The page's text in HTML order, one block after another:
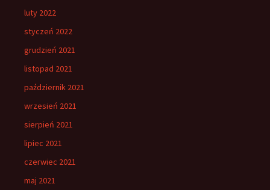
luty 2022
styczeń 2022
grudzień 2021
listopad 2021
październik 2021
wrzesień 2021
sierpień 2021
lipiec 2021
czerwiec 2021
maj 2021